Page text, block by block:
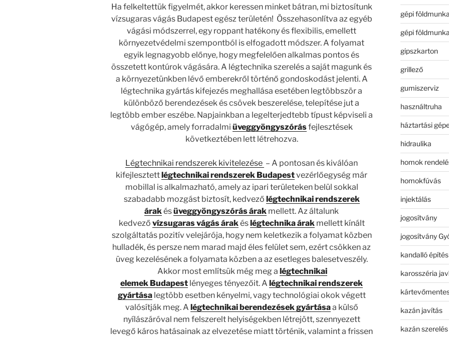
Ha felkeltettük figyelmét, akkor keressen minket bátran, mi biztosítunk
vízsugaras vágás Budapest egész területén! Összehasonlítva az egyéb
vágási módszerrel, egy roppant hatékony és flexibilis, emellett
környezetvédelmi szempontból is elfogadott módszer. A folyamat
egyik legnagyobb előnye, hogy megfelelően alkalmas pontos és
összetett kontúrok vágására. A légtechnika szerelés a saját magunk és
a környezetünkben lévő emberekről történő gondoskodást jelenti. A
légtechnika gyártás kifejezés meghallása esetében legtöbbször a
különböző berendezések és csövek beszerelése, telepítése jut a
legtöbb ember eszébe. Napjainkban a legelterjedtebb típust képviseli a
vágógép, amely forradalmi üveggyöngyszórásfejlesztések
következtében lett létrehozva.
Légtechnikai rendszerek kivitelezése – A pontosan és kiválóan
kifejlesztett légtechnikai rendszerek Budapestvezérlőegység már
mobillal is alkalmazható, amely az ipari területeken belül sokkal
szabadabb mozgást biztosít, kedvező légtechnikai rendszerek
árakésüveggyöngyszórás árak mellett. Az általunk
kedvező vízsugaras vágás árakés légtechnika árakmellett kínált
szolgáltatás pozitív velejárója, hogy nem keletkezik a folyamat közben
hulladék, és persze nem marad majd éles felület sem, ezért csökken az
üveg kezelésének a folyamata közben a az esetleges balesetveszély.
Akkor most említsük még meg a légtechnikai
elemek Budapest lényeges tényezőit. A légtechnikai rendszerek
gyártásalegtöbb esetben kényelmi, vagy technológiai okok végett
valósítják meg. A légtechnikai berendezések gyártásaa külső
nyílászáróval nem felszerelt helyiségekben létrejött, szennyezett
levegő káros hatásainak az elvezetése miatt történik, valamint a frissen
gépi földmunka
gépi
gipszkarton
grillező
gumiszerviz
használtruha
háztartási
hidraulika
homok
homokfúvás
injektálás
jogosítvány
jogosítvány
kandalló építés
karosszéria
kazán javítás
kazán szerelés